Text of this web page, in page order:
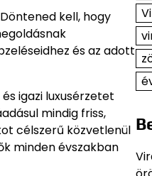
kell, hogy
és az adott
igazi luxusérzetet
mindig friss,
célszerű közvetlenül
minden évszakban